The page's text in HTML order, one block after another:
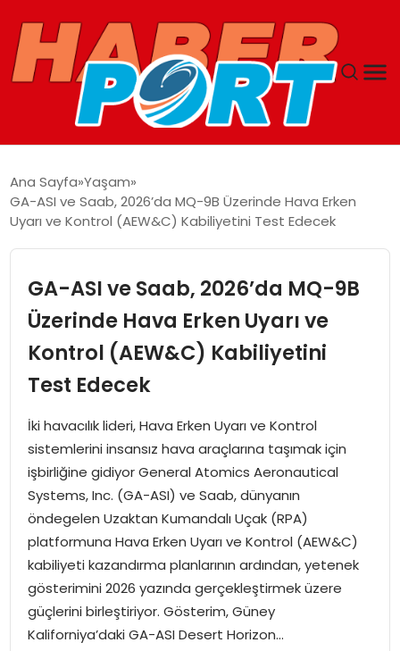
GUNCEL
SAĞLIK
SPOR
SPOR
EĞITIM
OTOMOBIL
TEKNOLOJI
EKONOMI
Ana Sayfa Yaşam
GA-ASI ve Saab, 2026’da MQ-9B Üzerinde Hava Erken
Uyarı ve Kontrol (AEW&C) Kabiliyetini Test Edecek
GA-ASI ve Saab, 2026’da MQ-9B
Üzerinde Hava Erken Uyarı ve
Kontrol (AEW&C) Kabiliyetini
Test Edecek
İki havacılık lideri, Hava Erken Uyarı ve Kontrol
sistemlerini insansız hava araçlarına taşımak için
işbirliğine gidiyor General Atomics Aeronautical
Systems, Inc. (GA-ASI) ve Saab, dünyanın
öndegelen Uzaktan Kumandalı Uçak (RPA)
platformuna Hava Erken Uyarı ve Kontrol (AEW&C)
kabiliyeti kazandırma planlarının ardından, yetenek
gösterimini 2026 yazında gerçekleştirmek üzere
güçlerini birleştiriyor. Gösterim, Güney
Kaliforniya’daki GA-ASI Desert Horizon…